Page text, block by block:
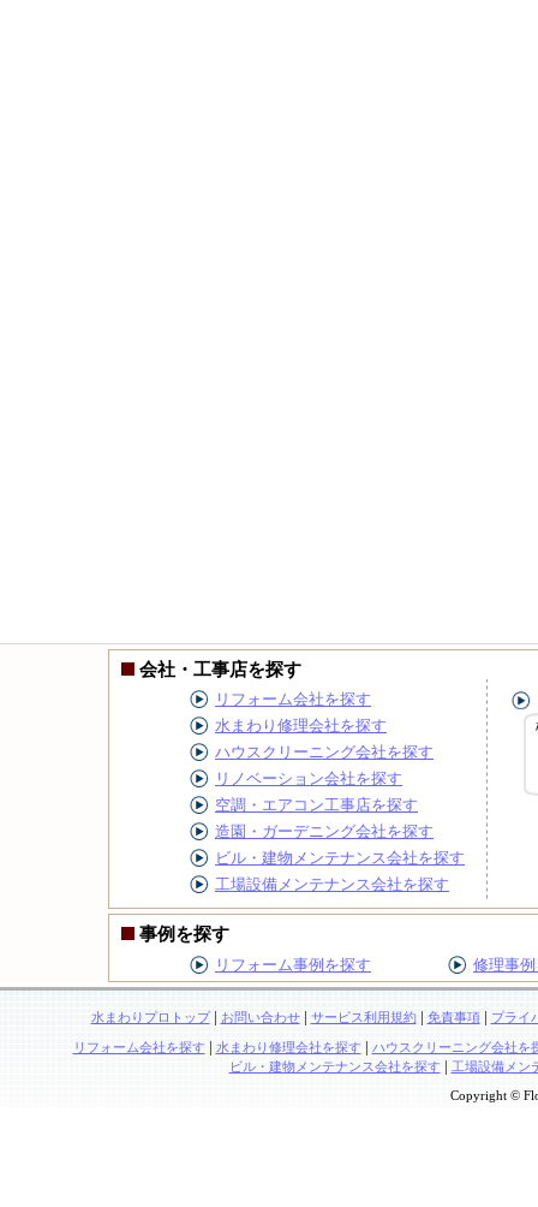
会社・工事店を探す
リフォーム会社を探す
水まわり修理会社を探す
ハウスクリーニング会社を探す
リノベーション会社を探す
空調・エアコン工事店を探す
造園・ガーデニング会社を探す
ビル・建物メンテナンス会社を探す
工場設備メンテナンス会社を探す
事例を探す
リフォーム事例を探す 修理事
水まわりプロトップ| お問い合わせ| サービス利用規約| 免責事項| プライ
リフォーム会社を探す | 水まわり修理会社を探す | ハウスクリーニング会社を
ビル・建物メンテナンス会社を探す| 工場設備メン
Copyright ©